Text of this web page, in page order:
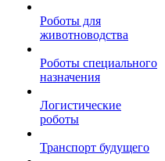
Роботы для
животноводства
Роботы специального
назначения
Логистические
роботы
Транспорт будущего